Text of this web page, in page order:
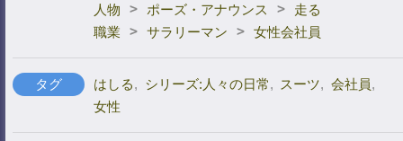
人物
> ポーズ・アナウンス >
走る
職業
> サラリーマン > 女性会社員
タグ はしる, シリーズ:人々の日常, スーツ, 会社員,
女性